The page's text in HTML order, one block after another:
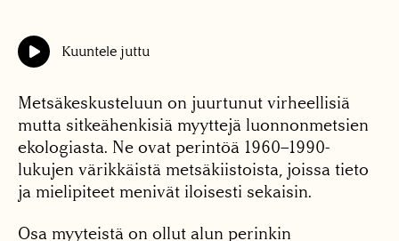
Kuuntele juttu
Metsäkeskusteluun on juurtunut virheellisiä
mutta sitkeähenkisiä myyttejä luonnonmetsien
ekologiasta. Ne ovat perintöä 1960–1990-
lukujen värikkäistä metsäkiistoista, joissa tieto
ja mielipiteet menivät iloisesti sekaisin.
Osa myyteistä on ollut alun perinkin